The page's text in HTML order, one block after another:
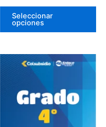
Seleccionar
opciones